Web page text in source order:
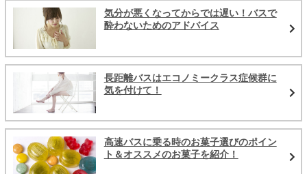
気分が悪くなってからでは遅い！バスで
酔わないためのアドバイス
長距離バスはエコノミークラス症候群に
気を付けて！
高速バスに乗る時のお菓子選びのポイン
ト＆オススメのお菓子を紹介！